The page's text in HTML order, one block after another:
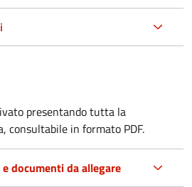
presentando tutta la
consultabile in formato PDF.
documenti da allegare